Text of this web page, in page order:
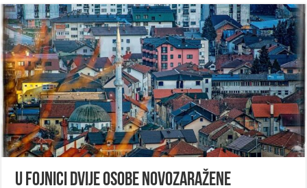
U Fojnici dvije osobe novozaražene